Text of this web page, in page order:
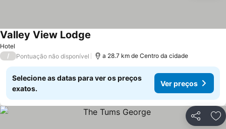
Hotel
Valley View Lodge
/ Pontuação não disponível a 28.7 km de Centro da cidade
Selecione as datas para ver os preços
exatos.
Ver preços
Partilhar